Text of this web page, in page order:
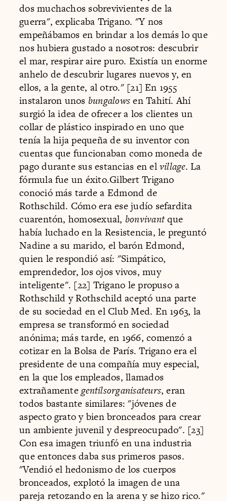
dos muchachos sobrevivientes de la
guerra", explicaba Trigano. "Y nos
empeñábamos en brindar a los demás lo que
nos hubiera gustado a nosotros: descubrir
el mar, respirar aire puro. Existía un enorme
anhelo de descubrir lugares nuevos y, en
ellos, a la gente, al otro." [21] En 1955
instalaron unos bungalowsen Tahití. Ahí
surgió la idea de ofrecer a los clientes un
collar de plástico inspirado en uno que
tenía la hija pequeña de su inventor con
cuentas que funcionaban como moneda de
pago durante sus estancias en elvillage. La
fórmula fue un éxito.Gilbert Trigano
conoció más tarde a Edmond de
Rothschild. Cómo era ese judío sefardita
cuarentón, homosexual, bonvivant que
había luchado en la Resistencia, le preguntó
Nadine a su marido, el barón Edmond,
quien le respondió así: "Simpático,
emprendedor, los ojos vivos, muy
inteligente". [22] Trigano le propuso a
Rothschild y Rothschild aceptó una parte
de su sociedad en el Club Med. En 1963, la
empresa se transformó en sociedad
anónima; más tarde, en 1966, comenzó a
cotizar en la Bolsa de París. Trigano era el
presidente de una compañía muy especial,
en la que los empleados, llamados
extrañamentegentilsorganisateurs, eran
todos bastante similares: "jóvenes de
aspecto grato y bien bronceados para crear
un ambiente juvenil y despreocupado". [23]
Con esa imagen triunfó en una industria
que entonces daba sus primeros pasos.
"Vendió el hedonismo de los cuerpos
bronceados, explotó la imagen de una
pareja retozando en la arena y se hizo rico."